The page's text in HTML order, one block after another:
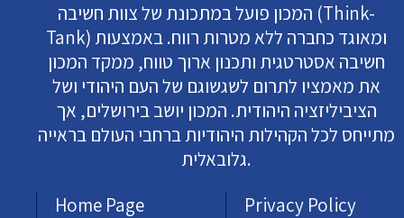
המכון פועל במתכונת של צוות חשיבה (Think-
Tank) ומאוגד כחברה ללא מטרות רווח. באמצעות
חשיבה אסטרטגית ותכנון ארוך טווח, ממקד המכון
את מאמציו לתרום לשגשוגם של העם היהודי ושל
הציביליזציה היהודית. המכון יושב בירושלים, אך
מתייחס לכל הקהילות היהודיות ברחבי העולם בראייה
גלובאלית.
Home Page
Privacy Policy